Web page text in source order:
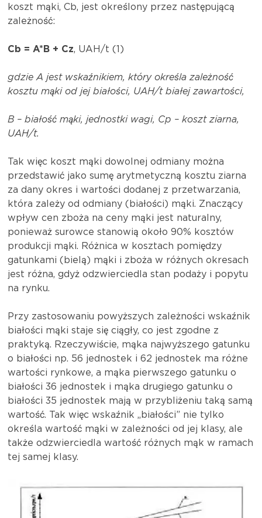
koszt mąki, Cb, jest określony przez następującą
zależność:
Cb = A*B + Cz, UAH/t (1)
gdzie A jest wskaźnikiem, który określa zależność
kosztu mąki od jej białości, UAH/t białej zawartości,
B – białość mąki, jednostki wagi, Cp – koszt ziarna,
UAH/t.
Tak więc koszt mąki dowolnej odmiany można
przedstawić jako sumę arytmetyczną kosztu ziarna
za dany okres i wartości dodanej z przetwarzania,
która zależy od odmiany (białości) mąki. Znaczący
wpływ cen zboża na ceny mąki jest naturalny,
ponieważ surowce stanowią około 90% kosztów
produkcji mąki. Różnica w kosztach pomiędzy
gatunkami (bielą) mąki i zboża w różnych okresach
jest różna, gdyż odzwierciedla stan podaży i popytu
na rynku.
Przy zastosowaniu powyższych zależności wskaźnik
białości mąki staje się ciągły, co jest zgodne z
praktyką. Rzeczywiście, mąka najwyższego gatunku
o białości np. 56 jednostek i 62 jednostek ma różne
wartości rynkowe, a mąka pierwszego gatunku o
białości 36 jednostek i mąka drugiego gatunku o
białości 35 jednostek mają w przybliżeniu taką samą
wartość. Tak więc wskaźnik „białości” nie tylko
określa wartość mąki w zależności od jej klasy, ale
także odzwierciedla wartość różnych mąk w ramach
tej samej klasy.